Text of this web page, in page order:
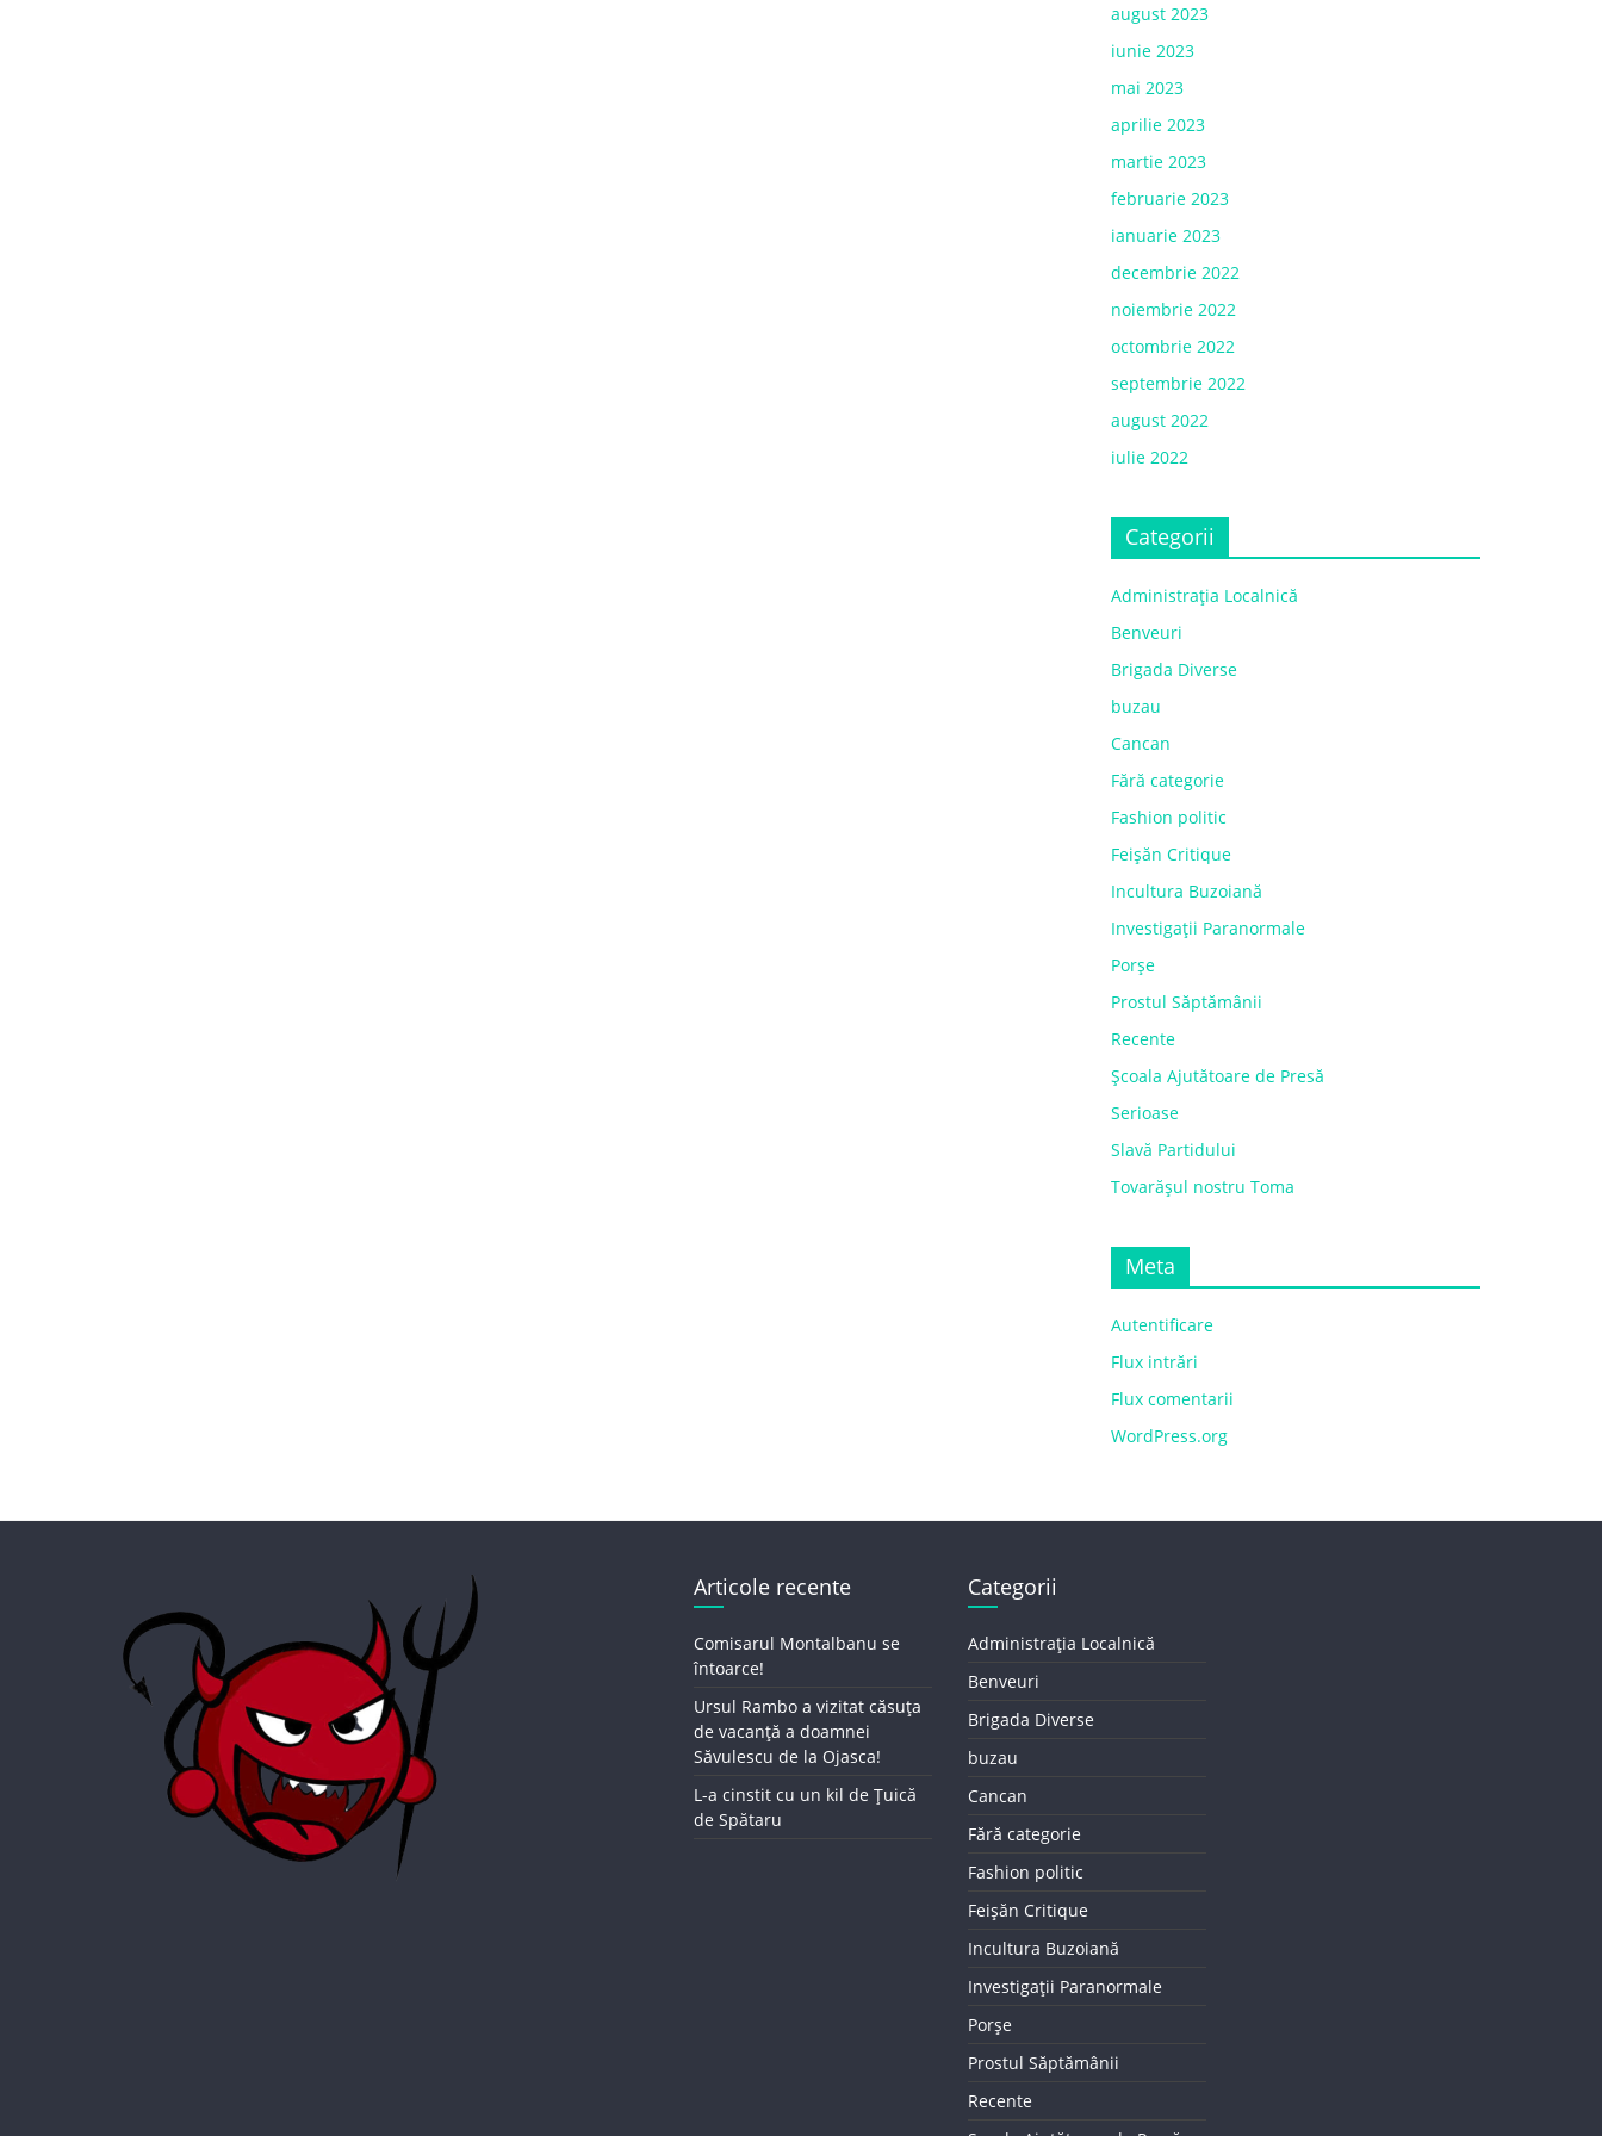
august 2023
iunie 2023
mai 2023
aprilie 2023
martie 2023
februarie 2023
ianuarie 2023
decembrie 2022
noiembrie 2022
octombrie 2022
septembrie 2022
august 2022
iulie 2022
Categorii
Administrația Localnică
Benveuri
Brigada Diverse
buzau
Cancan
Fără categorie
Fashion politic
Feișăn Critique
Incultura Buzoiană
Investigații Paranormale
Porșe
Prostul Săptămânii
Recente
Școala Ajutătoare de Presă
Serioase
Slavă Partidului
Tovarășul nostru Toma
Meta
Autentificare
Flux intrări
Flux comentarii
WordPress.org
Articole recente
Comisarul Montalbanu se
întoarce!
Ursul Rambo a vizitat căsuța
de vacanță a doamnei
Săvulescu de la Ojasca!
L-a cinstit cu un kil de Țuică
de Spătaru
Categorii
Administrația Localnică
Benveuri
Brigada Diverse
buzau
Cancan
Fără categorie
Fashion politic
Feișăn Critique
Incultura Buzoiană
Investigații Paranormale
Porșe
Prostul Săptămânii
Recente